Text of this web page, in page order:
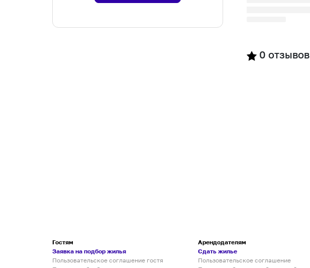
0 отзывов
Гостям
Заявка на подбор жилья
Пользовательское соглашение гостя
Арендодателям
Сдать жилье
Пользовательское соглашение